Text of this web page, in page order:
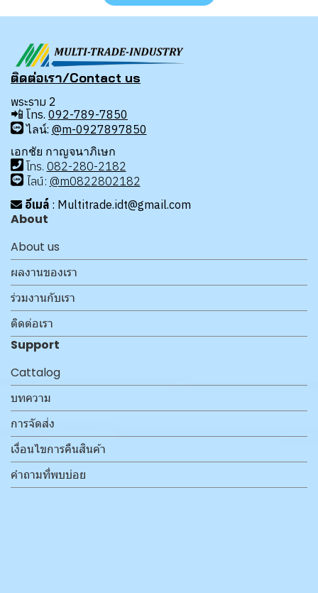
ติดต่อเรา/Contact us
พระราม 2
📲 โทร. 092-789-7850
ไลน์: @m-0927897850
เอกชัย กาญจนาภิเษก
โทร. 082-280-2182
ไลน์: @m0822802182
อีเมล์ : Multitrade.idt@gmail.com
About
About us
ผลงานของเรา
ร่วมงานกับเรา
ติดต่อเรา
Support
Cattalog
บทความ
การจัดส่ง
เงื่อนไขการคืนสินค้า
คำถามที่พบบ่อย